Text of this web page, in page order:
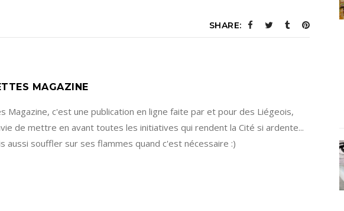
SHARE:
MAGAZINE
Magazine, c'est une publication en ligne faite par et pour des Liégeois,
de mettre en avant toutes les initiatives qui rendent la Cité si ardente...
aussi souffler sur ses flammes quand c'est nécessaire :)